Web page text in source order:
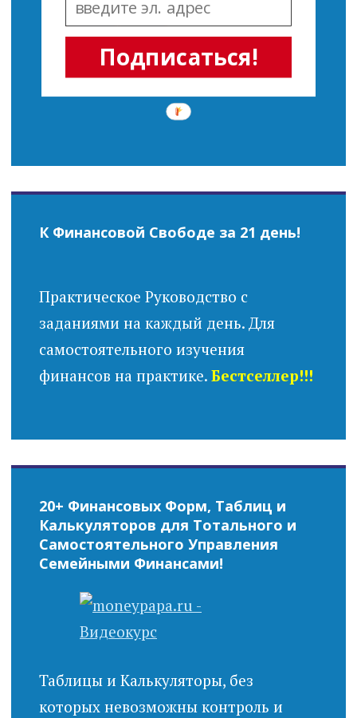
Подписаться!
К Финансовой Свободе за 21 день!
Практическое Руководство с
заданиями на каждый день. Для
самостоятельного изучения
финансов на практике. Бестселлер!!!
20+ Финансовых Форм, Таблиц и
Калькуляторов для Тотального и
Самостоятельного Управления
Семейными Финансами!
Таблицы и Калькуляторы, без
которых невозможны контроль и